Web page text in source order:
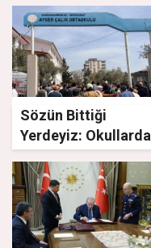
Sözün Bittiği
Yerdeyiz: Okullarda
Şiddet Yüreğimizi
Yaktı